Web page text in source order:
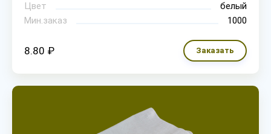
Цвет
белый
Мин.заказ
1000
8.80 ₽ Заказать